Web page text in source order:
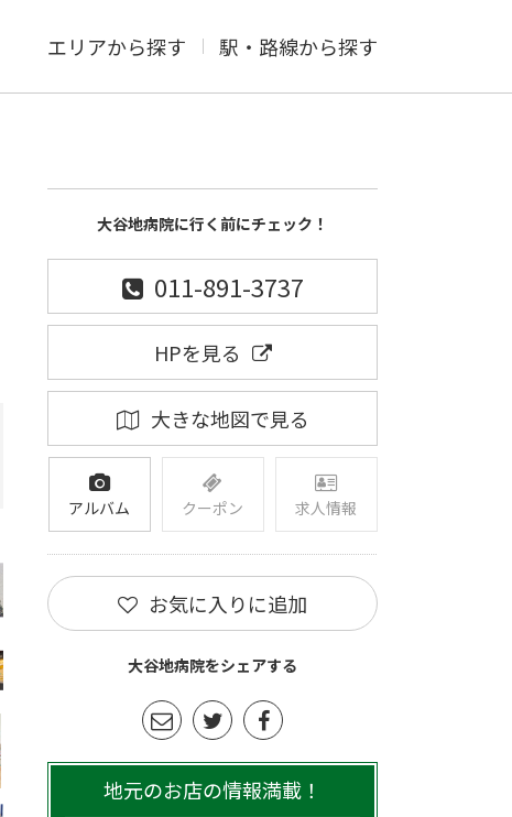
エリアから探す 駅・路線から探す
大谷地病院に行く前にチェック！
011-891-3737
HPを見る
大きな地図で見る
アルバム クーポン 求人情報
お気に入りに追加
大谷地病院をシェアする
地元のお店の情報満載！